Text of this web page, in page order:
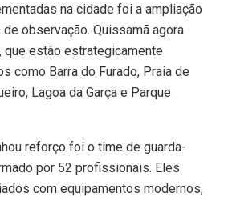
na cidade foi a ampliação
observação. Quissamã agora
estão estrategicamente
como Barra do Furado, Praia de
Lagoa da Garça e Parque
reforço foi o time de guarda-
por 52 profissionais. Eles
com equipamentos modernos,